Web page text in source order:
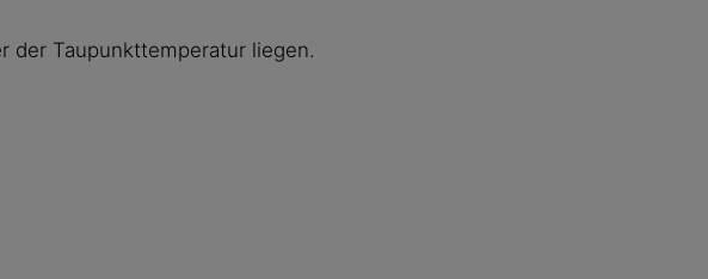
der Taupunkttemperatur liegen.